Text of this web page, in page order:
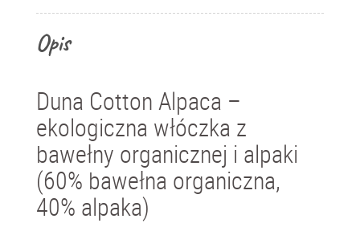
alpaki
Opis
Duna Cotton Alpaca –
ekologiczna włóczka z
bawełny organicznej i alpaki
(60% bawełna organiczna,
40% alpaka)